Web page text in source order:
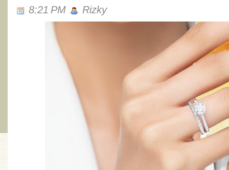
8:21 PM Rizky